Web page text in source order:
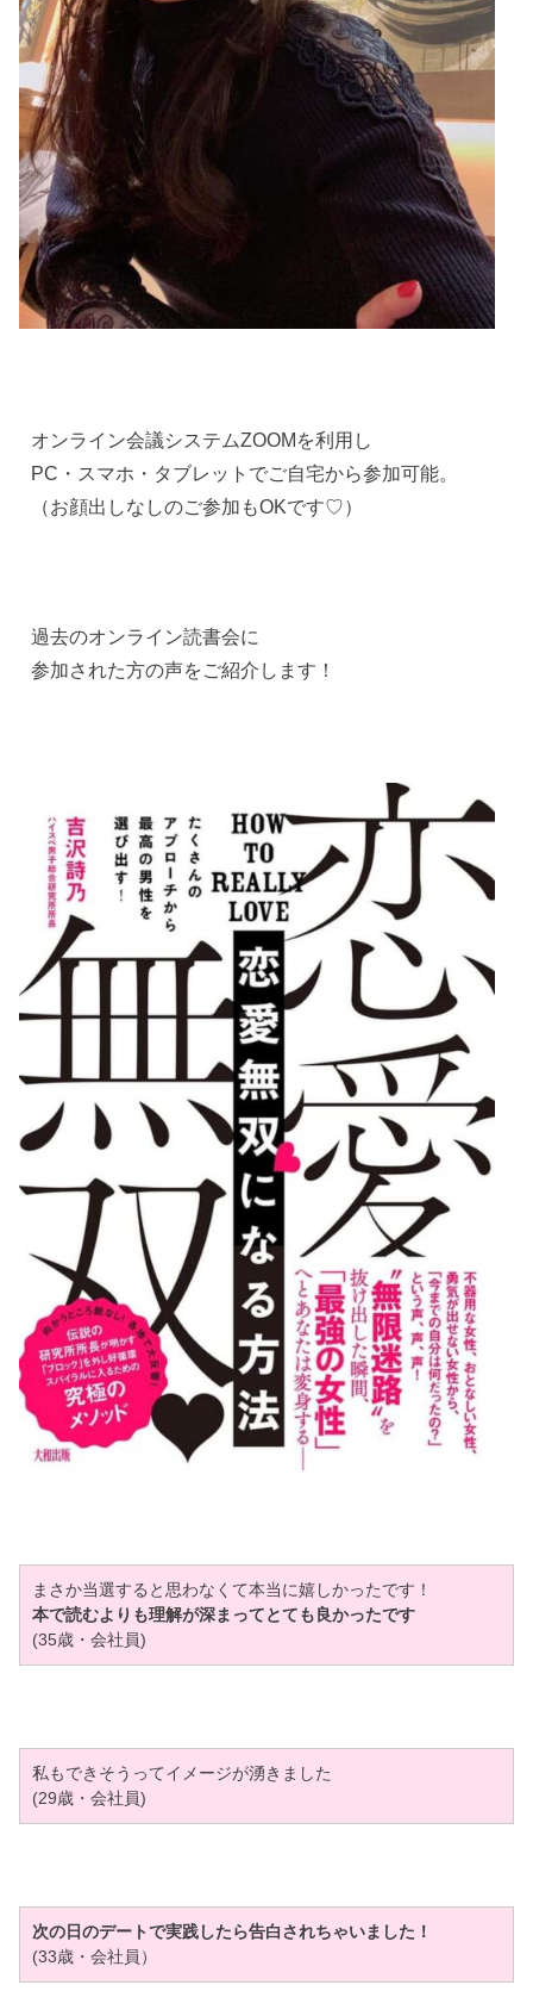
オンライン会議システムZOOMを利用し
PC・スマホ・タブレットでご自宅から参加可能。
（お顔出しなしのご参加もOKです♡）
過去のオンライン読書会に
参加された方の声をご紹介します！
まさか当選すると思わなくて本当に嬉しかったです！
本で読むよりも理解が深まってとても良かったです
(35歳・会社員)
私もできそうってイメージが湧きました
(29歳・会社員)
次の日のデートで実践したら告白されちゃいました！
(33歳・会社員）